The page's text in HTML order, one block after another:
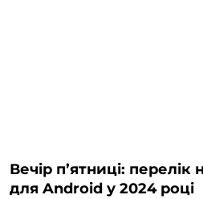
Вечір п’ятниці:
для Android у 2024 році